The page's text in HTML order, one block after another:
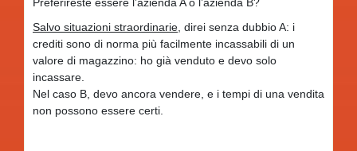
Salvo situazioni straordinarie , direi senza dubbio A: i
crediti sono di norma più facilmente incassabili di un
valore di magazzino: ho già venduto e devo solo
incassare.
Nel caso B, devo ancora vendere, e i tempi di una vendita
non possono essere certi.